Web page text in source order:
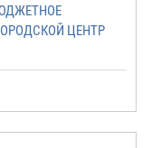
ЦЕНТР